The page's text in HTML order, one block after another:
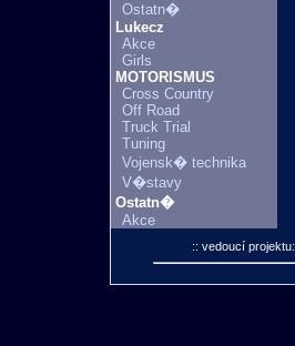
Ostatn�
Lukecz
Akce
Girls
MOTORISMUS
Cross Country
Off Road
Truck Trial
Tuning
Vojensk� technika
V�stavy
Ostatn�
Akce
:: vedoucí projektu: